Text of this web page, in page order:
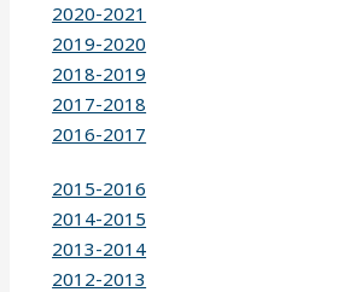
2020-2021
2019-2020
2018-2019
2017-2018
2016-2017
2015-2016
2014-2015
2013-2014
2012-2013